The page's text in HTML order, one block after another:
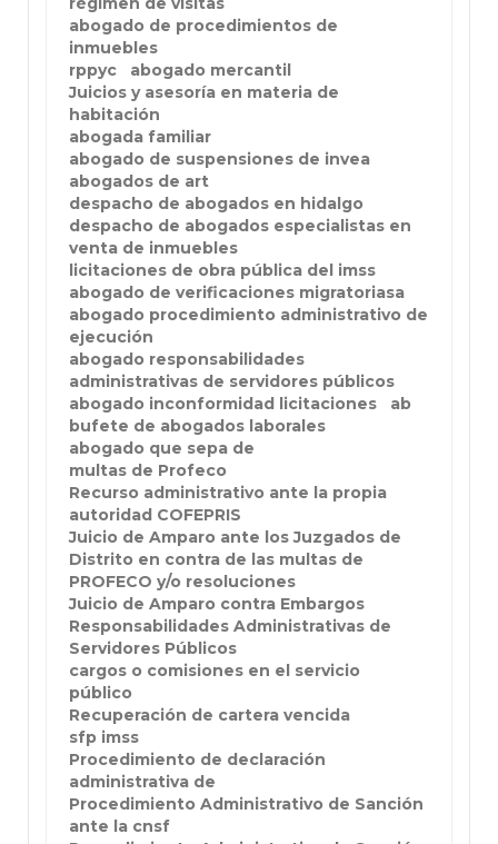
abogado de procedimientos de
inmuebles
rppyc
abogado mercantil
Juicios y asesoría en materia de
habitación
abogada familiar
abogado de suspensiones de invea
abogados de art
despacho de abogados en hidalgo
despacho de abogados especialistas en
venta de inmuebles
licitaciones de obra pública del imss
abogado de verificaciones migratoriasa
abogado procedimiento administrativo de
ejecución
abogado responsabilidades
administrativas de servidores públicos
abogado inconformidad licitaciones
ab
bufete de abogados laborales
abogado que sepa de
multas de Profeco
Recurso administrativo ante la propia
autoridad COFEPRIS
Juicio de Amparo ante los Juzgados de
Distrito en contra de las multas de
PROFECO y/o resoluciones
Juicio de Amparo contra Embargos
Responsabilidades Administrativas de
Servidores Públicos
cargos o comisiones en el servicio
público
Recuperación de cartera vencida
sfp imss
Procedimiento de declaración
administrativa de
Procedimiento Administrativo de Sanción
ante la cnsf